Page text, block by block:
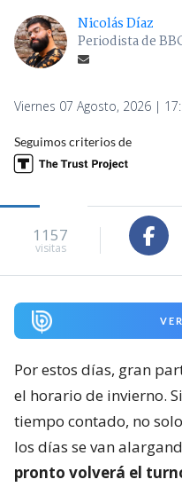
Nicolás Díaz
Periodista de
Viernes 07 Agosto, 2026 |
Seguimos criterios de
1157
visitas
Por estos días, gran
el horario de invierno.
tiempo contado, no
los días se van
pronto volverá el